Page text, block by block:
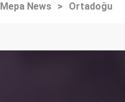
Mepa News > Ortadoğu